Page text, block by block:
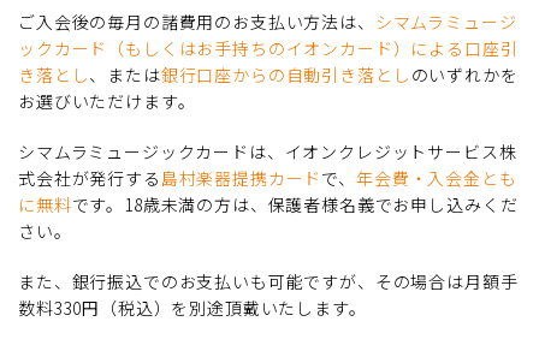
ご入会後の毎月の諸費用のお支払い方法は、
シマムラミュージ
ックカード（もしくはお手持ちのイオンカード）による口座引
き落とし、または銀行口座からの自動引き落とし のいずれかを
お選びいただけます。
シマムラミュージックカードは、イオンクレジットサービス株
式会社が発行する 島村楽器提携カード で、 年会費・入会金とも
に無料です。18歳未満の方は、保護者様名義でお申し込みくだ
さい。
また、銀行振込でのお支払いも可能ですが、その場合は月額手
数料330円（税込）を別途頂戴いたします。